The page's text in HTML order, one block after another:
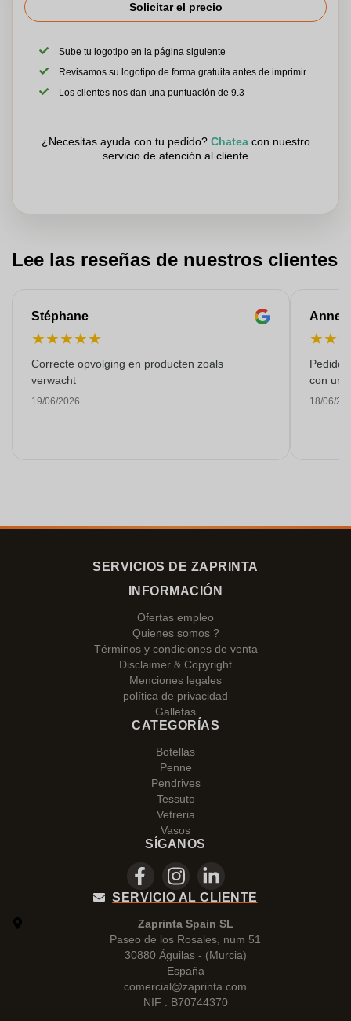
Solicitar el precio
Sube tu logotipo en la página siguiente
Revisamos su logotipo de forma gratuita antes de imprimir
Los clientes nos dan una puntuación de 9.3
¿Necesitas ayuda con tu pedido? Chateacon nuestro
servicio de atención al cliente
Lee las reseñas de nuestros clientes
Stéphane
★★★★★
Correcte opvolging en producten zoals
verwacht
19/06/2026
Anne-
★★
Pedido
con
18/06/
SERVICIOS DE ZAPRINTA
INFORMACIÓN
Ofertas empleo
Quienes somos ?
Términos y condiciones de venta
Disclaimer & Copyright
Menciones legales
política de privacidad
Galletas
CATEGORÍAS
Botellas
Penne
Pendrives
Tessuto
Vetreria
Vasos
SÍGANOS
SERVICIO AL CLIENTE
Zaprinta Spain SL
Paseo de los Rosales, num 51
30880 Águilas - (Murcia)
España
comercial@zaprinta.com
NIF : B70744370